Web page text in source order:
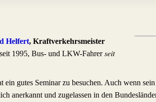
Helfert, Kraftverkehrsmeister
seit 1995, Bus- und LKW-Fahrerseit
ein gutes Seminar zu besuchen. Auch wenn
anerkannt und zugelassen in den